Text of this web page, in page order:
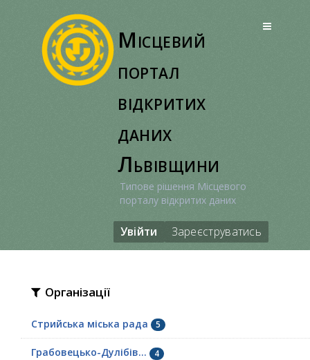
Місцевий
портал
відкритих
даних
Львівщини
Типове рішення Місцевого
порталу відкритих даних
Увійти Зареєструватись
Організації
Стрийська міська рада 5
Грабовецько-Дулібів... 4